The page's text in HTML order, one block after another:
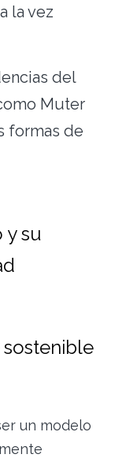
la vez
del
Muter
formas de
y su
sostenible
un modelo